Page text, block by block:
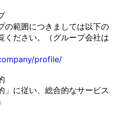
の範囲につきましては以下の
ください。（グループ会社は
profile/
」に従い、総合的なサービス